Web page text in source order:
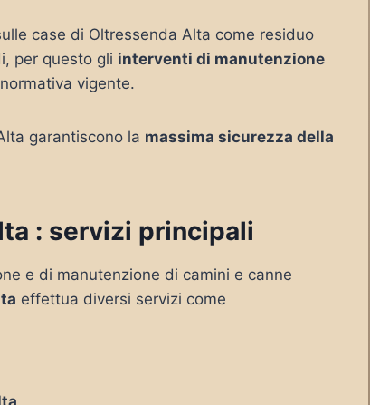
case di Oltressenda Alta come residuo
per questo gli interventi di manutenzione
vigente.
garantiscono la massima sicurezza della
: servizi principali
e di manutenzione di camini e canne
effettua diversi servizi come